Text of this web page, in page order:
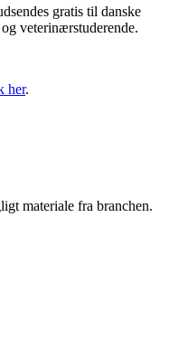
gratis til danske
veterinærstuderende.
her.
materiale fra branchen.